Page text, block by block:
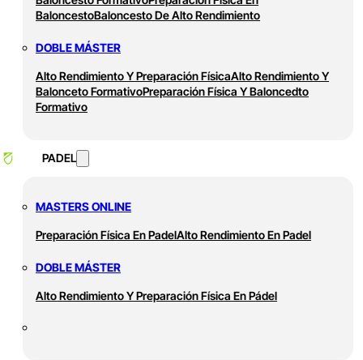
BaloncestoBaloncesto De Alto Rendimiento
DOBLE MÁSTER
Alto Rendimiento Y Preparación FísicaAlto Rendimiento Y
Balonceto FormativoPreparación Física Y Baloncedto
Formativo
PADEL
MASTERS ONLINE
Preparación Física En PadelAlto Rendimiento En Padel
DOBLE MÁSTER
Alto Rendimiento Y Preparación Física En Pádel